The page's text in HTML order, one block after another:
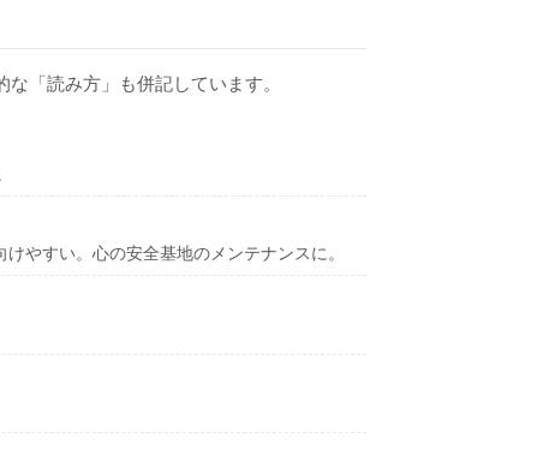
「読み方」も併記しています。
やすい。心の安全基地のメンテナンスに。